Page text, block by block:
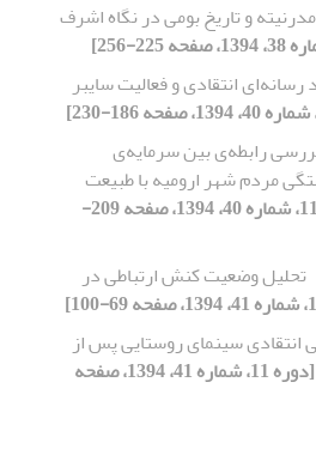
مدرنیته و تاریخ بومی در نگاه اشرف
رسانه‌ای انتقادی و فعالیت سایبر
رابطه‌ی بین سرمایه‌ی
مردم شهر ارومیه با طبیعت
[دوره 11، شماره 40، 1394، صفحه 209-
تحلیل وضعیت کنش ارتباطی در
انتقادی سینمای روستایی پس از
[دوره 11، شماره 41، 1394، صفحه